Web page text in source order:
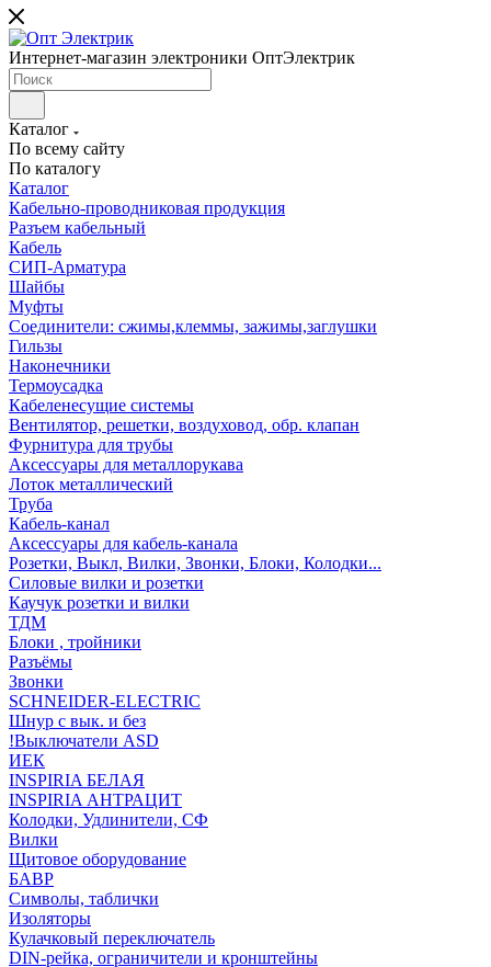
Интернет-магазин электроники ОптЭлектрик
Каталог
По всему сайту
По каталогу
Каталог
Кабельно-проводниковая продукция
Разъем кабельный
Кабель
СИП-Арматура
Шайбы
Муфты
Соединители: сжимы,клеммы, зажимы,заглушки
Гильзы
Наконечники
Термоусадка
Кабеленесущие системы
Вентилятор, решетки, воздуховод, обр. клапан
Фурнитура для трубы
Аксессуары для металлорукава
Лоток металлический
Труба
Кабель-канал
Аксессуары для кабель-канала
Розетки, Выкл, Вилки, Звонки, Блоки, Колодки...
Силовые вилки и розетки
Каучук розетки и вилки
ТДМ
Блоки , тройники
Разъёмы
Звонки
SCHNEIDER-ELECTRIC
Шнур с вык. и без
!Выключатели ASD
ИЕК
INSPIRIA БЕЛАЯ
INSPIRIA АНТРАЦИТ
Колодки, Удлинители, СФ
Вилки
Щитовое оборудование
БАВР
Символы, таблички
Изоляторы
Кулачковый переключатель
DIN-рейка, ограничители и кронштейны